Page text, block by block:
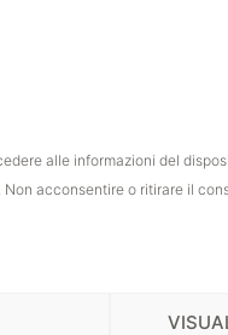
alle informazioni del
acconsentire o ritirare il